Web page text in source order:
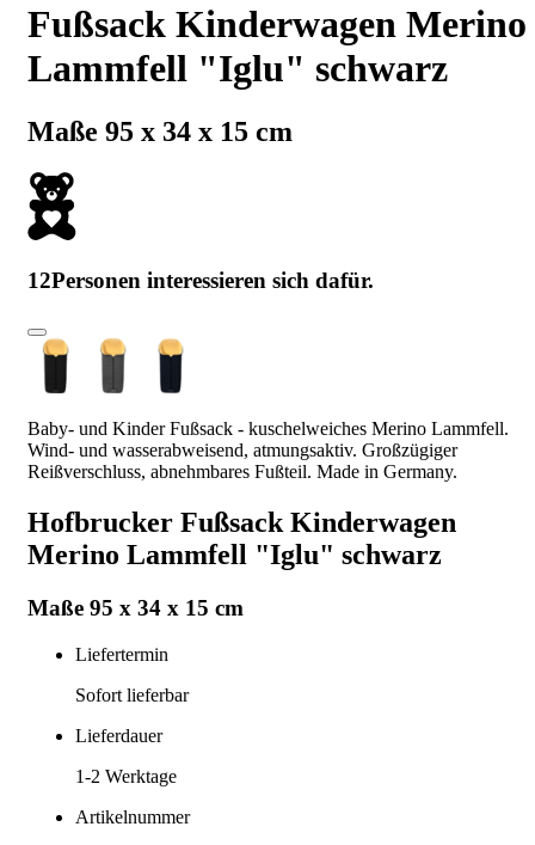
Fußsack Kinderwagen Merino
Lammfell "Iglu" schwarz
Maße 95 x 34 x 15 cm
12Personen interessieren sich dafür.
Baby- und Kinder Fußsack - kuschelweiches Merino Lammfell.
Wind- und wasserabweisend, atmungsaktiv. Großzügiger
Reißverschluss, abnehmbares Fußteil. Made in Germany.
Hofbrucker Fußsack Kinderwagen
Merino Lammfell "Iglu" schwarz
Maße 95 x 34 x 15 cm
Liefertermin
Sofort lieferbar
Lieferdauer
1-2 Werktage
Artikelnummer